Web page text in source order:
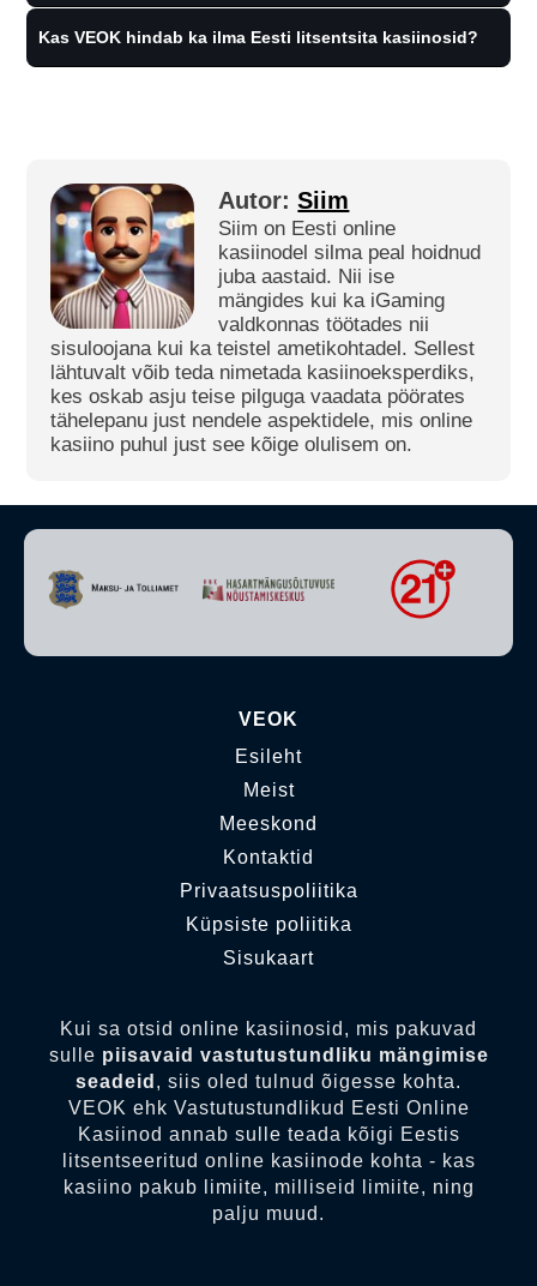
Kas VEOK hindab ka ilma Eesti litsentsita kasiinosid?
Autor: Siim
Siim on Eesti online
kasiinodel silma peal hoidnud
juba aastaid. Nii ise
mängides kui ka iGaming
valdkonnas töötades nii
sisuloojana kui ka teistel ametikohtadel. Sellest
lähtuvalt võib teda nimetada kasiinoeksperdiks,
kes oskab asju teise pilguga vaadata pöörates
tähelepanu just nendele aspektidele, mis online
kasiino puhul just see kõige olulisem on.
VEOK
Esileht
Meist
Meeskond
Kontaktid
Privaatsuspoliitika
Küpsiste poliitika
Sisukaart
Kui sa otsid online kasiinosid, mis pakuvad
sulle piisavaid vastutustundliku mängimise
seadeid , siis oled tulnud õigesse kohta.
VEOK ehk Vastutustundlikud Eesti Online
Kasiinod annab sulle teada kõigi Eestis
litsentseeritud online kasiinode kohta - kas
kasiino pakub limiite, milliseid limiite, ning
palju muud.